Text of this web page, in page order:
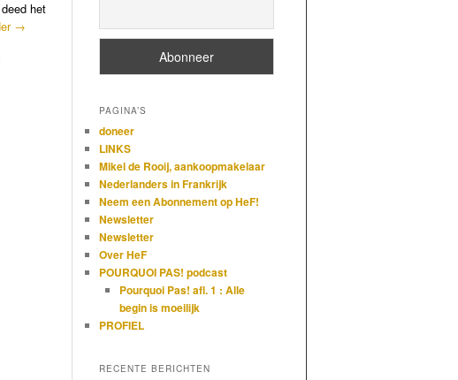
het
→
PAGINA’S
doneer
LINKS
Mikel de Rooij, aankoopmakelaar
Nederlanders in Frankrijk
Neem een Abonnement op HeF!
Newsletter
Newsletter
Over HeF
POURQUOI PAS! podcast
Pourquoi Pas! afl. 1 : Alle
begin is moeilijk
PROFIEL
RECENTE BERICHTEN